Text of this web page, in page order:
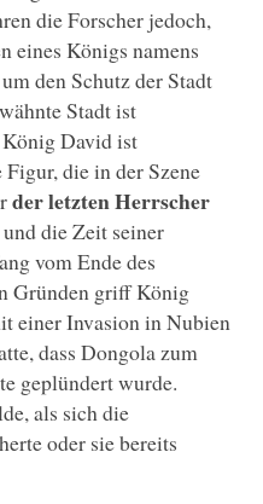
die Forscher jedoch,
eines Königs namens
den Schutz der Stadt
Stadt ist
David ist
die in der Szene
der letzten Herrscher
die Zeit seiner
vom Ende des
Gründen griff König
einer Invasion in Nubien
dass Dongola zum
geplündert wurde.
als sich die
oder sie bereits